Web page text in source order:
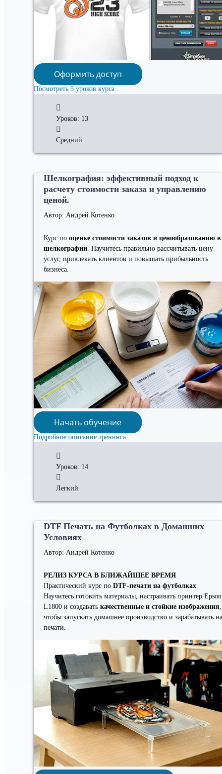
Уроков: 13
Средний
Оформить доступ
Посмотреть 5 уроков курса
Шелкография: эффективный подход к
расчету стоимости заказа и управлению
ценой.
Автор: Андрей Котенко
Курс по оценке стоимости заказов и ценообразованию в
шелкографии . Научитесь правильно рассчитывать цену
услуг, привлекать клиентов и повышать прибыльность
бизнеса.
Уроков: 14
Легкий
Начать обучение
Подробное описание тренинга
DTF Печать на Футболках в Домашних
Условиях
Автор: Андрей Котенко
РЕЛИЗ КУРСА В БЛИЖАЙШЕЕ ВРЕМЯ
Практический курс по DTF-печати на футболках
Научитесь готовить материалы, настраивать принтер Epson
L1800 и создавать качественные и стойкие изображения
чтобы запускать домашнее производство и зарабатывать на
печати.